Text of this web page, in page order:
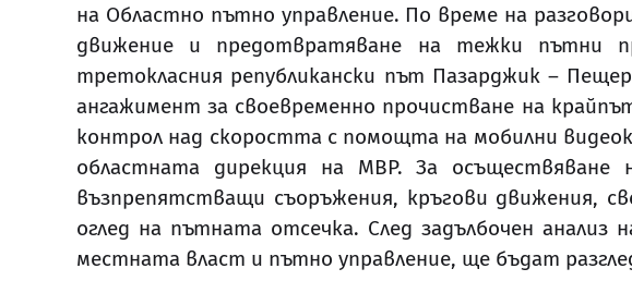
на Областно пътно управление. По време на
движение и предотвратяване на тежки пътни
третокласния републикански път Пазарджик –
ангажимент за своевременно прочистване на
контрол над скоростта с помощта на мобилни
областната дирекция на МВР. За осъществяване
възпрепятстващи съоръжения, кръгови движения,
оглед на пътната отсечка. След задълбочен
местната власт и пътно управление, ще бъдат